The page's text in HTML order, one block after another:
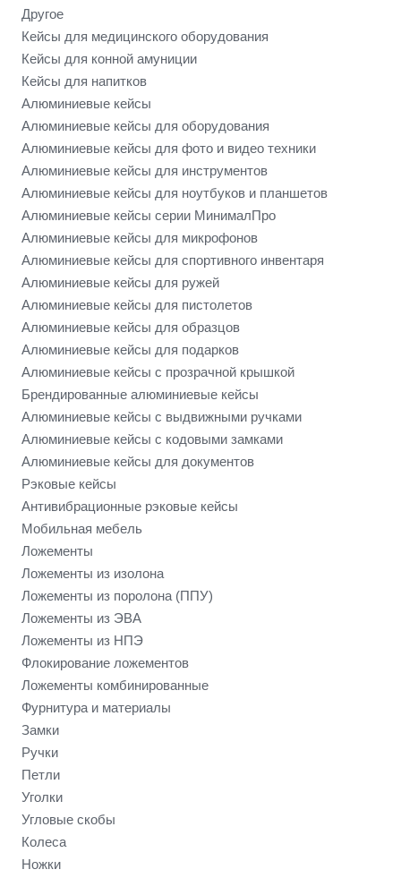
Другое
Кейсы для медицинского оборудования
Кейсы для конной амуниции
Кейсы для напитков
Алюминиевые кейсы
Алюминиевые кейсы для оборудования
Алюминиевые кейсы для фото и видео техники
Алюминиевые кейсы для инструментов
Алюминиевые кейсы для ноутбуков и планшетов
Алюминиевые кейсы серии МинималПро
Алюминиевые кейсы для микрофонов
Алюминиевые кейсы для спортивного инвентаря
Алюминиевые кейсы для ружей
Алюминиевые кейсы для пистолетов
Алюминиевые кейсы для образцов
Алюминиевые кейсы для подарков
Алюминиевые кейсы с прозрачной крышкой
Брендированные алюминиевые кейсы
Алюминиевые кейсы с выдвижными ручками
Алюминиевые кейсы с кодовыми замками
Алюминиевые кейсы для документов
Рэковые кейсы
Антивибрационные рэковые кейсы
Мобильная мебель
Ложементы
Ложементы из изолона
Ложементы из поролона (ППУ)
Ложементы из ЭВА
Ложементы из НПЭ
Флокирование ложементов
Ложементы комбинированные
Фурнитура и материалы
Замки
Ручки
Петли
Уголки
Угловые скобы
Колеса
Ножки